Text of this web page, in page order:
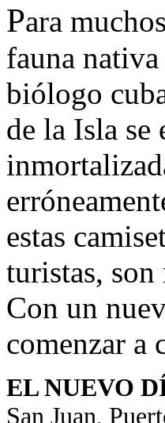
Para
fauna
biólogo
de la Isla se
estas
turistas, son
Con un
comenzar a
EL NUEVO
San Juan,